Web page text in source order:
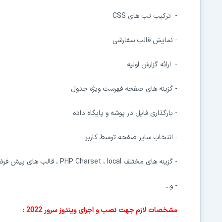
- ترکیب تب های CSS
- نمایش قالب سفارشی
- ارائه گزارش اولیه
- گزینه های صفحه فهرست ویژه جدول
- بارگذاری فایل در پوشه و پایگاه داده
- انتخاب سایز صفحه توسط کاربر
- گزینه های مختلف PHP Charset ، local ، قالب های پیش فرض طبق تاریخ
- و...
مشخصات لازم جهت نصب و اجرای ویندوز سرور 2022 :